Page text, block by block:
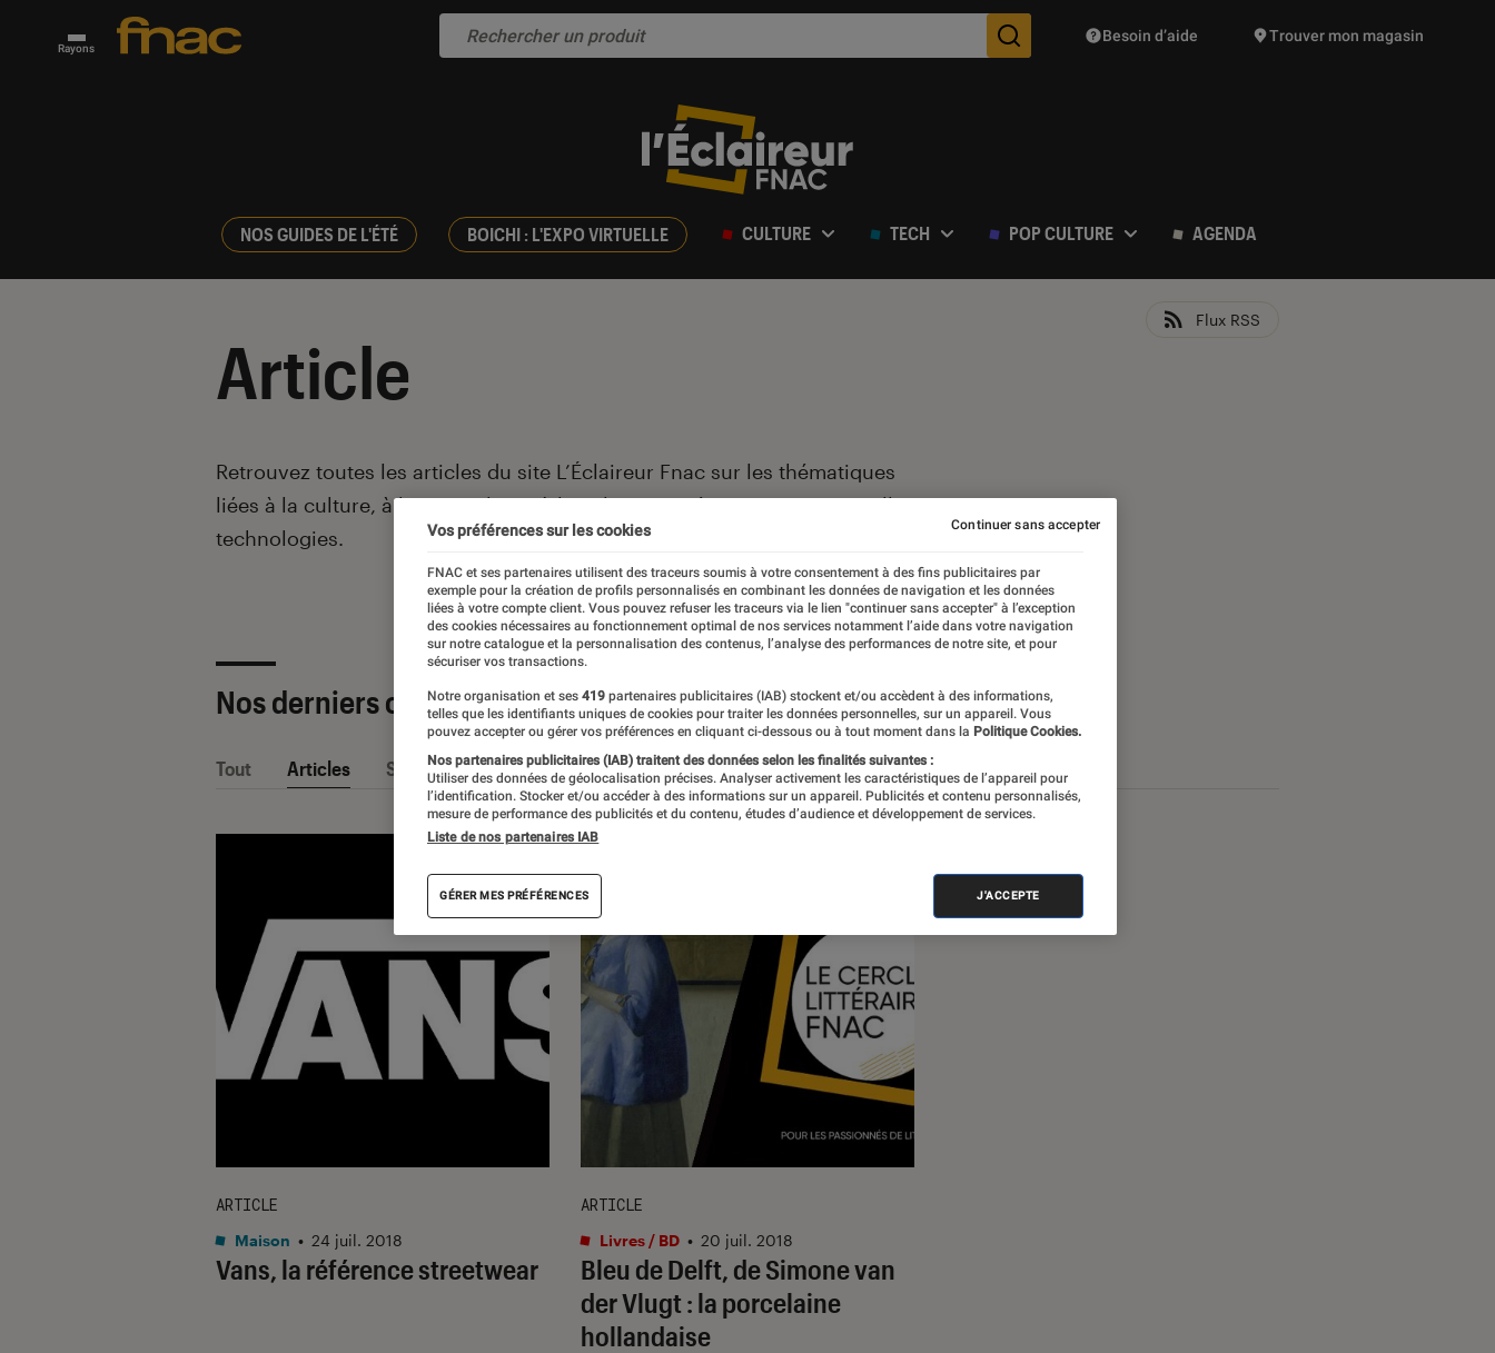
Rayons Des suggestions de produits vont vous être proposées
Besoin d’aide Trouver mon magasin
NOS GUIDES DE L'ÉTÉ BOICHI : L'EXPO VIRTUELLE CULTURE TECH POP CULTURE AGENDA
Article
Flux RSS
Introduction
Retrouvez toutes les articles du site L’Éclaireur Fnac sur les thématiques
liées à la culture, à la pop culture, à la culture numérique et aux nouvelles
technologies.
Nos derniers contenus
Tout Articles Sélections et guides Tests
Vans, la référence streetwear
ARTICLE
Maison • 24 juil. 2018
Bleu de Delft, de Simone van
der Vlugt : la porcelaine
hollandaise
ARTICLE
Livres / BD • 20 juil. 2018
Vos préférences sur les cookies
FNAC et ses partenaires utilisent des traceurs soumis à votre consentement à des fins publicitaires par
exemple pour la création de profils personnalisés en combinant les données de navigation et les données
liées à votre compte client. Vous pouvez refuser les traceurs via le lien "continuer sans accepter" à l’exception
des cookies nécessaires au fonctionnement optimal de nos services notamment l’aide dans votre navigation
sur notre catalogue et la personnalisation des contenus, l’analyse des performances de notre site, et pour
sécuriser vos transactions.
Notre organisation et ses 419 partenaires publicitaires (IAB) stockent et/ou accèdent à des informations,
telles que les identifiants uniques de cookies pour traiter les données personnelles, sur un appareil. Vous
pouvez accepter ou gérer vos préférences en cliquant ci-dessous ou à tout moment dans la Politique Cookies.
Nos partenaires publicitaires (IAB) traitent des données selon les finalités suivantes :
Utiliser des données de géolocalisation précises. Analyser activement les caractéristiques de l’appareil pour
l’identification. Stocker et/ou accéder à des informations sur un appareil. Publicités et contenu personnalisés,
mesure de performance des publicités et du contenu, études d’audience et développement de services.
Liste de nos partenaires IAB
GÉRER MES PRÉFÉRENCES J'ACCEPTE
Continuer sans accepter